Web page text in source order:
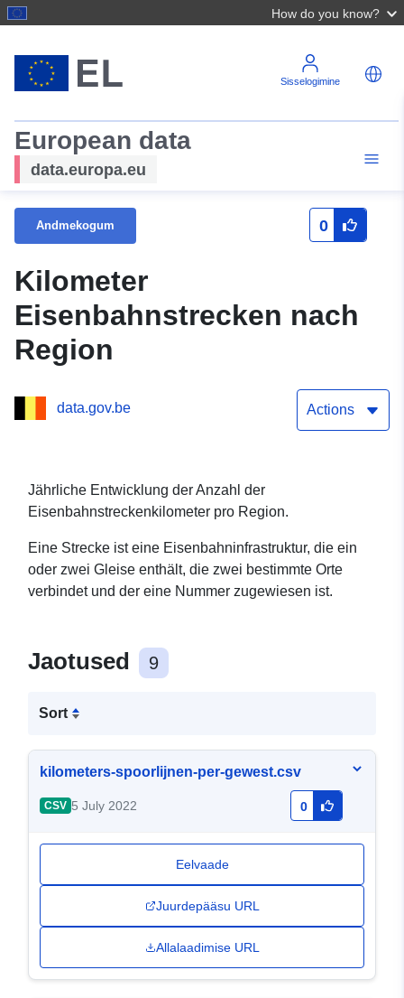
How do you know?
Sisselogimine
European data
data.europa.eu
Andmekogum 0
Kilometer
Eisenbahnstrecken nach
Region
data.gov.be Actions
Jährliche Entwicklung der Anzahl der
Eisenbahnstreckenkilometer pro Region.
Eine Strecke ist eine Eisenbahninfrastruktur, die ein
oder zwei Gleise enthält, die zwei bestimmte Orte
verbindet und der eine Nummer zugewiesen ist.
Jaotused 9
Sort
kilometers-spoorlijnen-per-gewest.csv
CSV 5 July 2022 0
Eelvaade
Juurdepääsu URL
Allalaadimise URL